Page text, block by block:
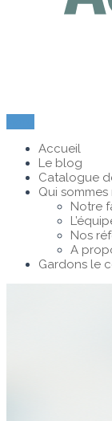
Accueil
Le blog
Catalogue
Qui sommes
Notre
Nos
A
Gardons le